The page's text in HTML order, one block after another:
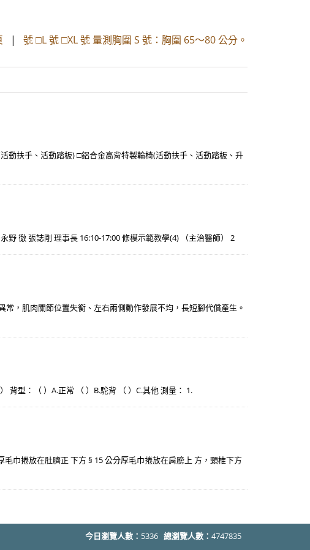
| 號 □L 號 □XL 號 量測胸圍 S 號：胸圍 65～80 公分。
動扶手、活動踏板) □鋁合金高背特製輪椅(活動扶手、活動踏板、升
野 徹 張誌剛 理事長 16:10-17:00 修模示範教學(4) （主治醫師） 2
，肌肉關節位置失衡、左右兩側動作發展不均，長短腳代償產生。
背型：（ ）A.正常 （ ）B.駝背 （ ）C.其他 測量： 1.
巾捲放在肚臍正 下方 § 15 公分厚毛巾捲放在肩膀上 方，頸椎下方
今日瀏覽人數： 5336 總瀏覽人數： 4747835